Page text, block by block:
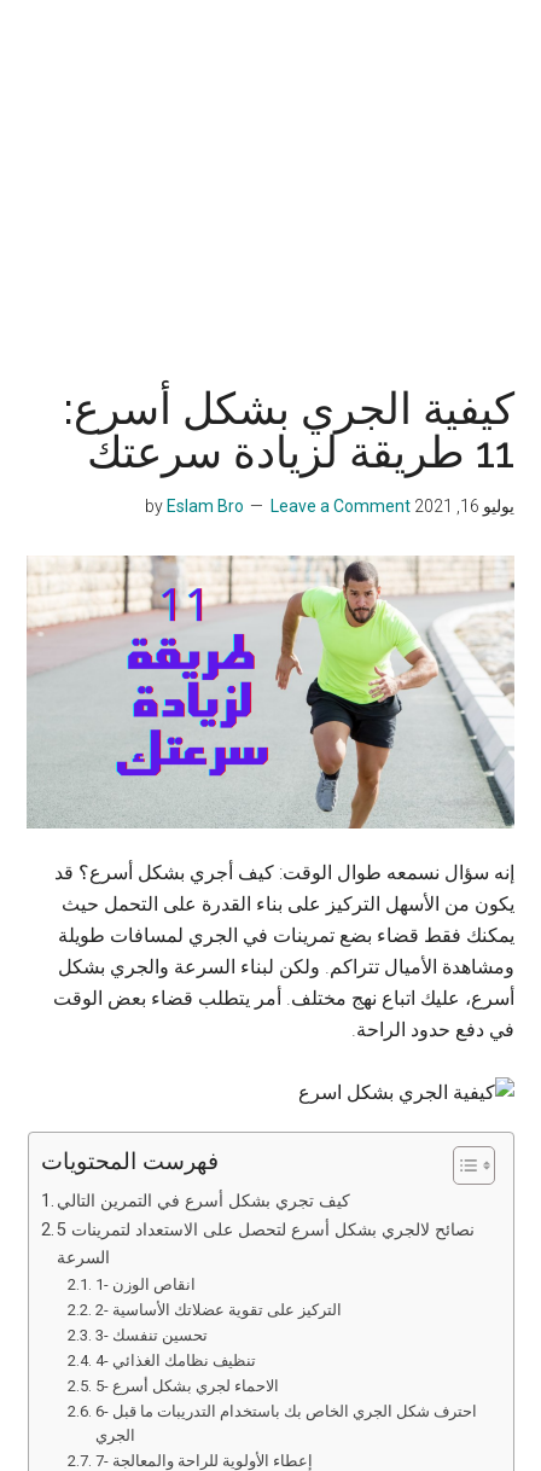
كيفية الجري بشكل أسرع:
11 طريقة لزيادة سرعتك
يوليو 16, 2021 by
Eslam Bro Leave a Comment
إنه سؤال نسمعه طوال الوقت: كيف أجري بشكل أسرع؟ قد
يكون من الأسهل التركيز على بناء القدرة على التحمل حيث
يمكنك فقط قضاء بضع تمرينات في الجري لمسافات طويلة
ومشاهدة الأميال تتراكم. ولكن لبناء السرعة والجري بشكل
أسرع، عليك اتباع نهج مختلف. أمر يتطلب قضاء بعض الوقت
في دفع حدود الراحة.
فهرست المحتويات
كيف تجري بشكل أسرع في التمرين التالي
5 نصائح لالجري بشكل أسرع لتحصل على الاستعداد لتمرينات
السرعة
1- انقاص الوزن
2- التركيز على تقوية عضلاتك الأساسية
3- تحسين تنفسك
4- تنظيف نظامك الغذائي
5- الاحماء لجري بشكل أسرع
6- احترف شكل الجري الخاص بك باستخدام التدريبات ما قبل
الجري
7- إعطاء الأولوية للراحة والمعالجة